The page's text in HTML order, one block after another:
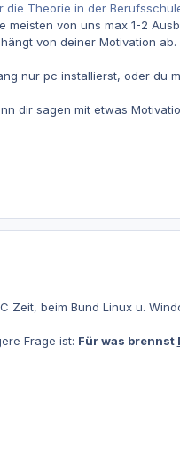
die Theorie in der
von uns max 1-2
von deiner Motivation ab.
nur pc installierst, oder du
dir sagen mit etwas
Zeit, beim Bund Linux u.
Frage ist: Für was brennst